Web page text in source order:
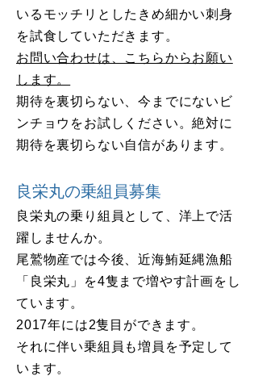
いるモッチリとしたきめ細かい刺身
を試食していただきます。
お問い合わせは、こちらからお願い
します。
期待を裏切らない、今までにないビ
ンチョウをお試しください。絶対に
期待を裏切らない自信があります。
良栄丸の乗組員募集
良栄丸の乗り組員として、洋上で活
躍しませんか。
尾鷲物産では今後、近海鮪延縄漁船
「良栄丸」を4隻まで増やす計画をし
ています。
2017年には2隻目ができます。
それに伴い乗組員も増員を予定して
います。